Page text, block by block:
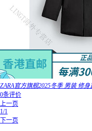
ZARA官方旗舰2025冬季 男装 修
0条评价
上一页
1/1
下一页